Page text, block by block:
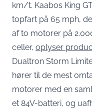
km/t. Kaabos King
topfart på 65 mph,
af to motorer på
celler, oplyser
Dualtron Storm
hører til de mest
motorer med en
et 84V-batteri, og